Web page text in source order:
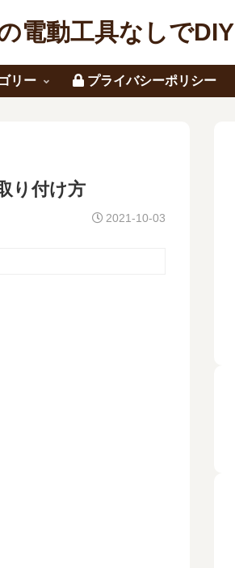
電動工具なしでDIY
リー プライバシーポリシー
り付け方
2021-10-03